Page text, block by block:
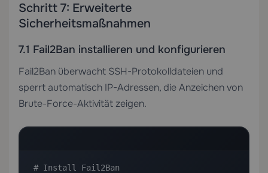
Schritt 7: Erweiterte
Sicherheitsmaßnahmen
7.1 Fail2Ban installieren und konfigurieren
Fail2Ban überwacht SSH-Protokolldateien und
sperrt automatisch IP-Adressen, die Anzeichen von
Brute-Force-Aktivität zeigen.
# Install Fail2Ban